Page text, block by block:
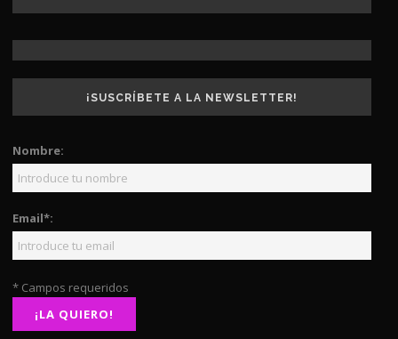
¡SUSCRÍBETE A LA NEWSLETTER!
Nombre:
Email*:
* Campos requeridos